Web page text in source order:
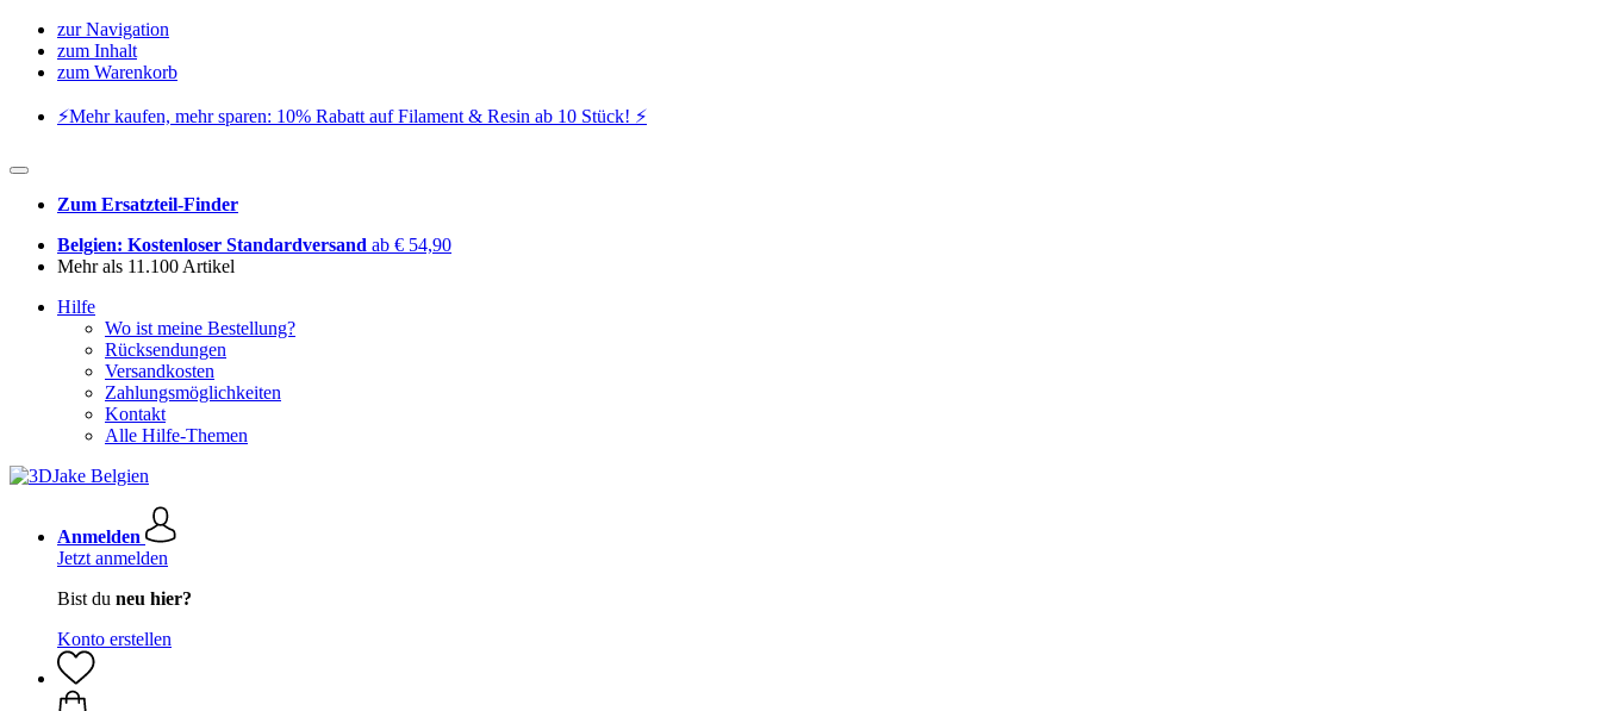
zur Navigation
zum Inhalt
zum Warenkorb
⚡️Mehr kaufen, mehr sparen: 10% Rabatt auf Filament & Resin ab 10 Stück! ⚡️
Zum Ersatzteil-Finder
Belgien: Kostenloser Standardversand ab € 54,90
Mehr als 11.100 Artikel
Hilfe
Wo ist meine Bestellung?
Rücksendungen
Versandkosten
Zahlungsmöglichkeiten
Kontakt
Alle Hilfe-Themen
Anmelden
Jetzt anmelden
Bist du neu hier?
Konto erstellen